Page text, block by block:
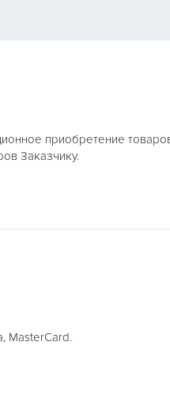
приобретение
Заказчику.
MasterCard.